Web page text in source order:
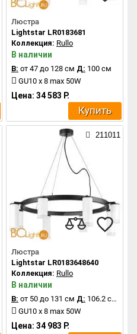
Люстра
Lightstar LR0183681
Коллекция: Rullo
В наличии
В: от 47 до 128 см Д: 100 см
GU10 x 8 max 50W
Цена: 34 583 Р.
Купить
211011
Люстра
Lightstar LR0183648640
Коллекция: Rullo
В наличии
В: от 50 до 131 см Д: 106.2 см
GU10 x 8 max 50W
Цена: 34 983 Р.